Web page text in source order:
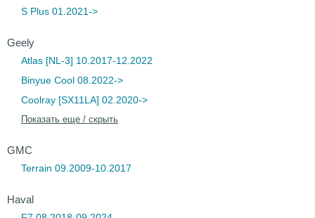
S Plus 01.2021->
Geely
Atlas [NL-3] 10.2017-12.2022
Binyue Cool 08.2022->
Coolray [SX11LA] 02.2020->
Показать еще / скрыть
GMC
Terrain 09.2009-10.2017
Haval